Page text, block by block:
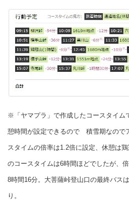
※「ヤマプラ」で作成したコースタイム
憩時間が設定できるので 積雪期なので
スタイムの倍率は1.2倍に設定、 休憩は鶏
のコースタイムは6時間ほどでしたが、
8時間16分。 大菩薩峠登山口の最終バス
り。